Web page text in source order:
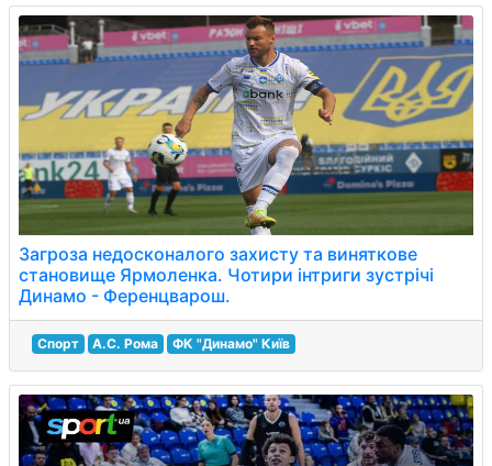
Загроза недосконалого захисту та виняткове
становище Ярмоленка. Чотири інтриги зустрічі
Динамо - Ференцварош.
Спорт А.С. Рома ФК "Динамо" Київ